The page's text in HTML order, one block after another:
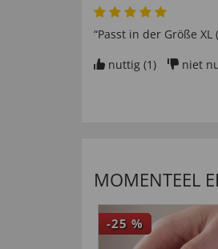
“Passt in der Größe
nuttig (1) niet
MOMENTEEL
-25 %